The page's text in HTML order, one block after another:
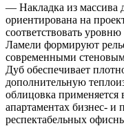
— Накладка из массива
ориентирована на
соответствовать
Ламели формируют
современными
Дуб обеспечивает
дополнительную
облицовка применяется
апартаментах бизнес- и
респектабельных